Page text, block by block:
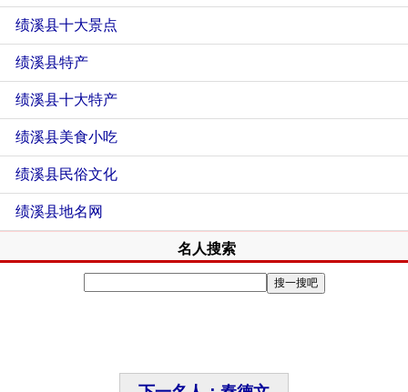
绩溪县十大景点
绩溪县特产
绩溪县十大特产
绩溪县美食小吃
绩溪县民俗文化
绩溪县地名网
名人搜索